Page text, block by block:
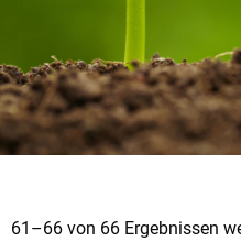
61–66 von 66 Ergebnissen